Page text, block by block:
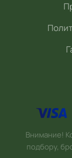
Внимание!
подбору,